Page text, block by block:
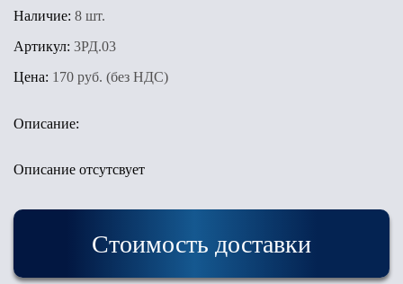
Наличие: 8 шт.
Артикул: 3РД.03
Цена: 170 руб. (без НДС)
Описание:
Описание отсутсвует
Стоимость доставки